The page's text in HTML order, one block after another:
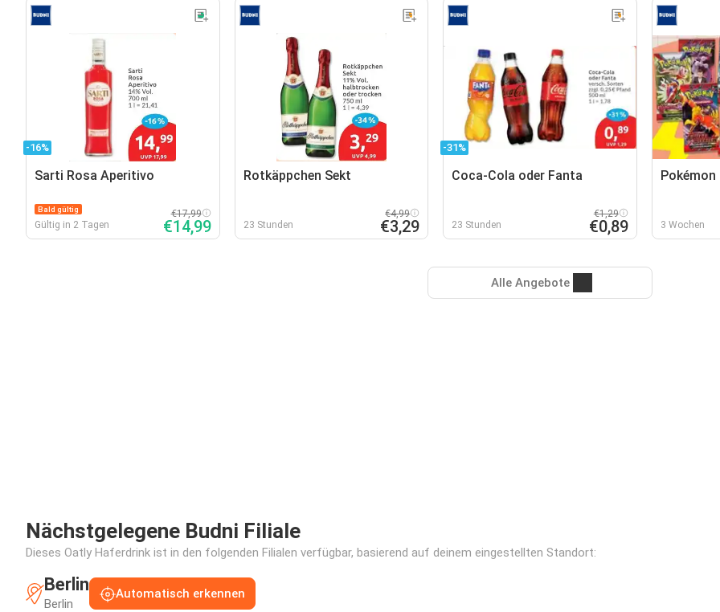
-16%
Sarti Rosa Aperitivo
Bald gültig
Gültig in 2 Tagen
€17,99
€14,99
Rotkäppchen Sekt
23 Stunden
€4,99
€3,29
-31%
Coca-Cola oder Fanta
23 Stunden
€1,29
€0,89 3 Wochen
Alle Angebote
Nächstgelegene Budni Filiale
Dieses Oatly Haferdrink ist in den folgenden Filialen verfügbar, basierend auf deinem eingestellten Standort:
Berlin
Berlin
Automatisch erkennen